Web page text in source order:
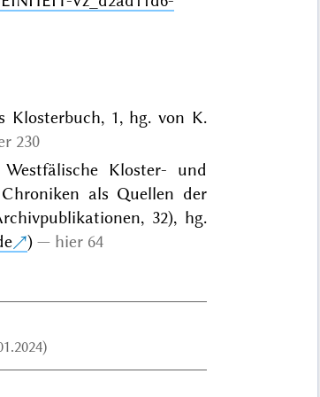
Klosterbuch, 1, hg. von K.
230
Kloster- und
als Quellen der
32), hg.
) hier 64